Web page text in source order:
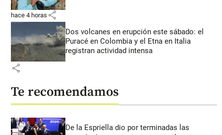
hace 4 horas share
Dos volcanes en erupción este sábado: el
Puracé en Colombia y el Etna en Italia
registran actividad intensa
share
Te recomendamos
De la Espriella dio por terminadas las